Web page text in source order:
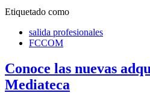
Etiquetado como
salida profesionales
FCCOM
Conoce las nuevas
Mediateca